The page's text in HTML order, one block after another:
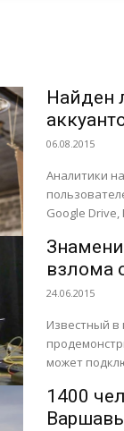
Найден
Microsoft
06.08.2015
Аналитики
Google
взлома
24.06.2015
Известный
может
1400